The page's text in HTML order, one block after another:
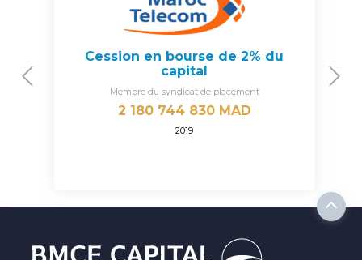
Cession en bourse de 2% du
capital
Membre du syndicat de placement
2 180 744 830 MAD
2019
Previous